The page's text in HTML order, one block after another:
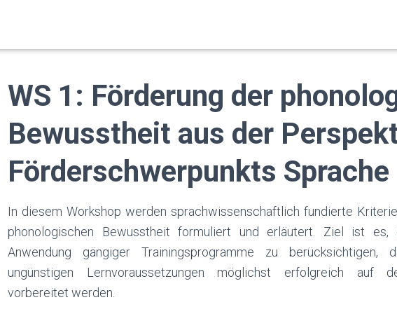
WS 1: Förderung der
Bewusstheit aus der
Förderschwerpunkts Sprache
In diesem Workshop werden sprachwissenschaftlich fundierte
phonologischen Bewusstheit formuliert und erläutert. Ziel ist
Anwendung gängiger Trainingsprogramme zu
ungünstigen Lernvoraussetzungen möglichst erfolgreich auf
vorbereitet werden.